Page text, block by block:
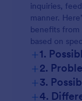
inquiries,
manner.
benefits
based on
+1.
+2.
+3.
+4.